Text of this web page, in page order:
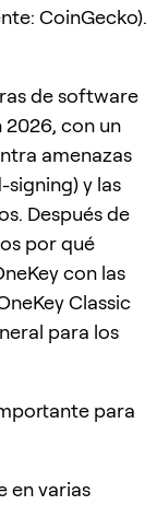
CoinGecko).
de software
2026, con un
amenazas
y las
Después de
por qué
con las
Classic
para los
para
en varias